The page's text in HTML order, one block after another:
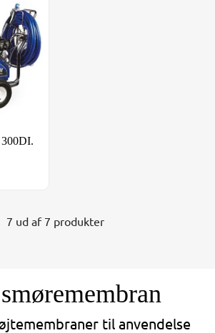
7 ud af 7 produkter
til anvendelse